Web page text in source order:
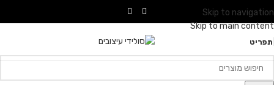
Skip to navigation
Skip to main content
תפריט